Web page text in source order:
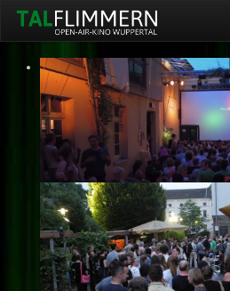
Home
Programm
Service
Ticketinfos
Ort
Anreise
Wetter
Kinogutschein